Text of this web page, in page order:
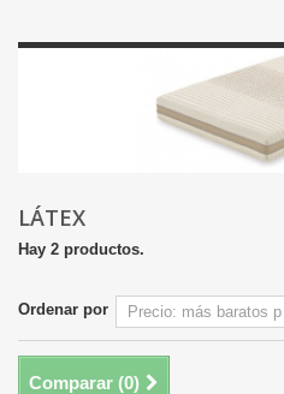
LÁTEX
Hay 2 productos.
Ordenar por
Comparar (0)